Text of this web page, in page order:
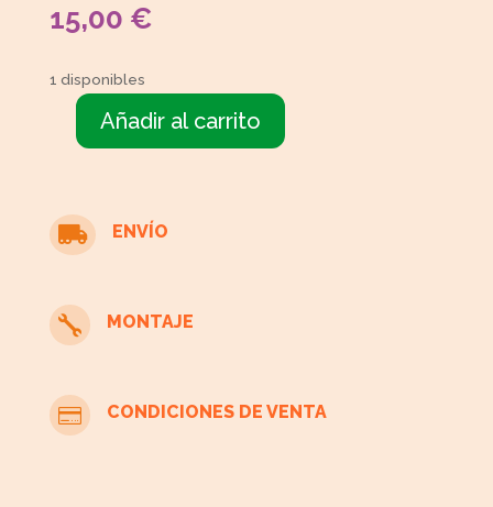
15,00 €
1 disponibles
ruedas
color
Añadir al carrito
 ENVÍO
 MONTAJE
 CONDICIONES DE VENTA